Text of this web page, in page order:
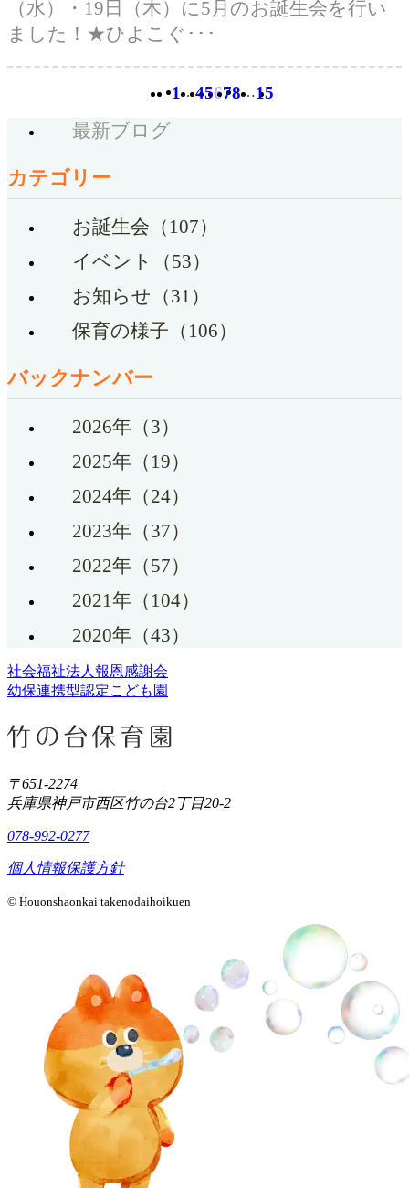
（水）・19日（木）に5月のお誕生会を行い
ました！★ひよこぐ･･･
1…45678…15
最新ブログ
カテゴリー
お誕生会（107）
イベント（53）
お知らせ（31）
保育の様子（106）
バックナンバー
2026年（3）
2025年（19）
2024年（24）
2023年（37）
2022年（57）
2021年（104）
2020年（43）
社会福祉法人報恩感謝会
幼保連携型認定こども園
〒651-2274
兵庫県神戸市西区竹の台2丁目20-2
078-992-0277
個人情報保護方針
© Houonshaonkai takenodaihoikuen